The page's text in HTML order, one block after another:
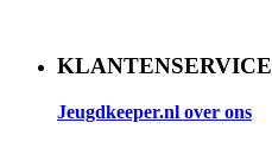
KLANTENSERVICE
Jeugdkeeper.nl over ons